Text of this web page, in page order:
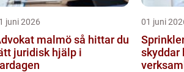
juni 2026
malmö så hittar du
juridisk hjälp i
01 juni
skyddar